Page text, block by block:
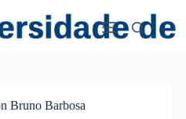
Bruno Barbosa